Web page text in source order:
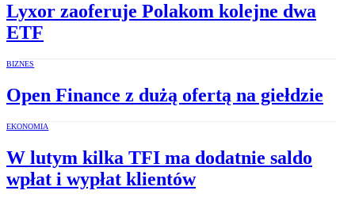
Lyxor zaoferuje Polakom kolejne dwa
ETF
BIZNES
Open Finance z dużą ofertą na giełdzie
EKONOMIA
W lutym kilka TFI ma dodatnie saldo
wpłat i wypłat klientów